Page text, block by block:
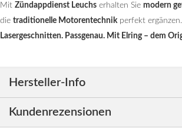
Mit Zündappdienst Leuchs erhalten Sie modern
die traditionelle Motorentechnik perfekt ergänzen.
Lasergeschnitten. Passgenau. Mit Elring – dem
Hersteller-Info
Kundenrezensionen